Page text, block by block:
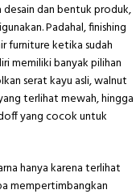
dan bentuk produk,
Padahal, finishing
furniture ketika sudah
memiliki banyak pilihan
serat kayu asli, walnut
terlihat mewah, hingga
yang cocok untuk
hanya karena terlihat
mempertimbangkan